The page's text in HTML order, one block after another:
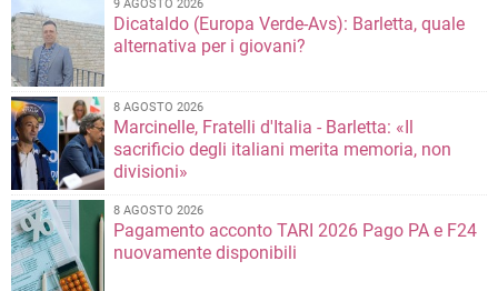
9 AGOSTO 2026
Dicataldo (Europa Verde-Avs): Barletta, quale
alternativa per i giovani?
8 AGOSTO 2026
Marcinelle, Fratelli d'Italia - Barletta: «Il
sacrificio degli italiani merita memoria, non
divisioni»
8 AGOSTO 2026
Pagamento acconto TARI 2026 Pago PA e F24
nuovamente disponibili